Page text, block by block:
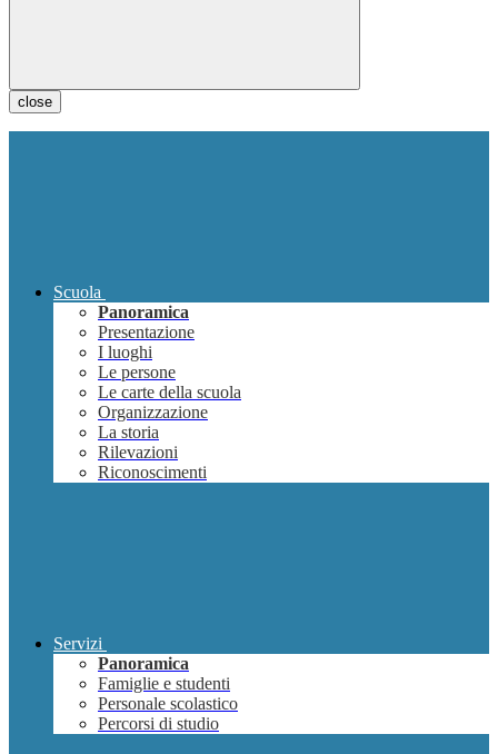
close
Scuola
Panoramica
Presentazione
I luoghi
Le persone
Le carte della scuola
Organizzazione
La storia
Rilevazioni
Riconoscimenti
Servizi
Panoramica
Famiglie e studenti
Personale scolastico
Percorsi di studio